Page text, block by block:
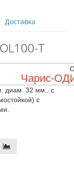
Доставка
T
Чарис-
диам. 32 мм., с
с